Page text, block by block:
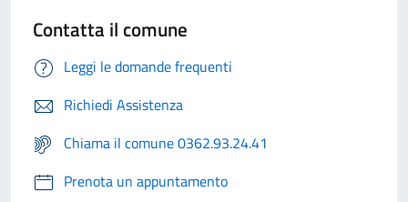
Contatta il comune
Leggi le domande frequenti
Richiedi Assistenza
Chiama il comune 0362.93.24.41
Prenota un appuntamento